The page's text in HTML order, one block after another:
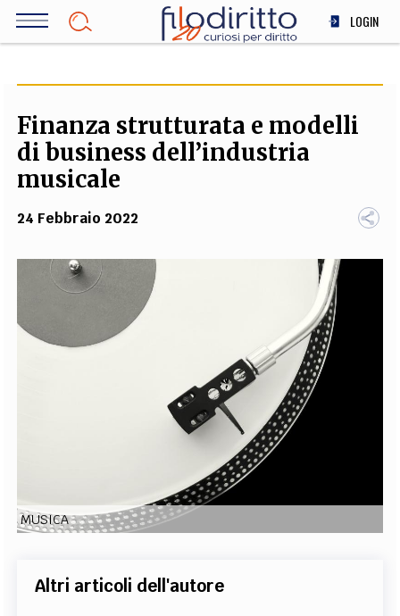
Salta
LOGIN
SOCIETÀ
MEDICINA
FILODIRITTO REDAZIONE COMITATO SCIENTIFICO AUTORI CURATORI
COLLABORA CON NOI
EXTRA
PROCEEDINGS PUBBLICITÀ
SOCIAL MEDIA
Finanza strutturata e modelli
di business dell’industria
musicale
24 Febbraio 2022
MUSICA
Altri articoli dell'autore